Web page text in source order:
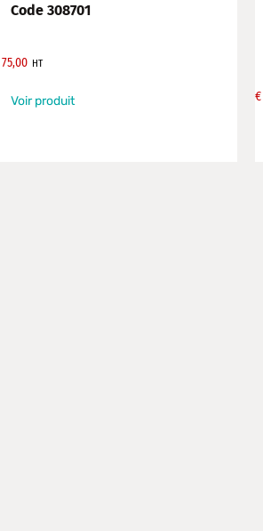
Code 308701
75,00 HT
Voir produit €